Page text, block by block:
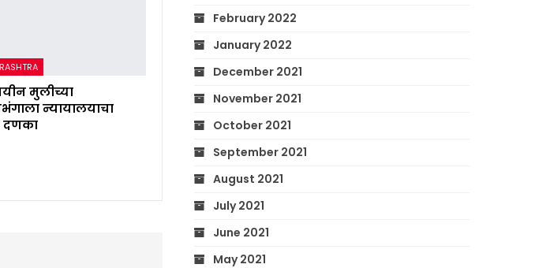
मुलीच्या
न्यायालयाचा
दणका
February 2022
January 2022
December 2021
November 2021
October 2021
September 2021
August 2021
July 2021
June 2021
May 2021